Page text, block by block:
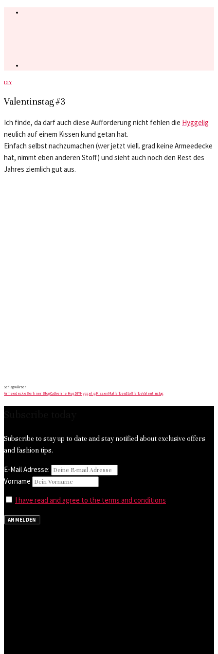
DIY
Valentinstag #3
Ich finde, da darf auch diese Aufforderung nicht fehlen die Hyggelig
neulich auf einem Kissen kund getan hat.
Einfach selbst nachzumachen (wer jetzt viell. grad keine Armeedecke
hat, nimmt eben anderen Stoff) und sieht auch noch den Rest des
Jahres ziemlich gut aus.
Schlagwörter
ArmeedeckeBerliner BlogCatherine HugDIYHyggeligKissenMalfarbenStofffarbeValentinstag
Subscribe to stay up to date and stay notified about exclusive offers
and fashion tips.
E-Mail Adresse:
Vorname
I have read and agree to the terms and conditions
ANMELDEN